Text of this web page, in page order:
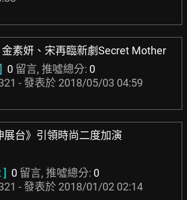
素妍、宋再臨新劇Secret Mother
0 留言, 推噓總分: 0
- 發表於 2018/05/03 04:59
展台》引領時尚二度加演
0 留言, 推噓總分: 0
- 發表於 2018/01/02 02:14